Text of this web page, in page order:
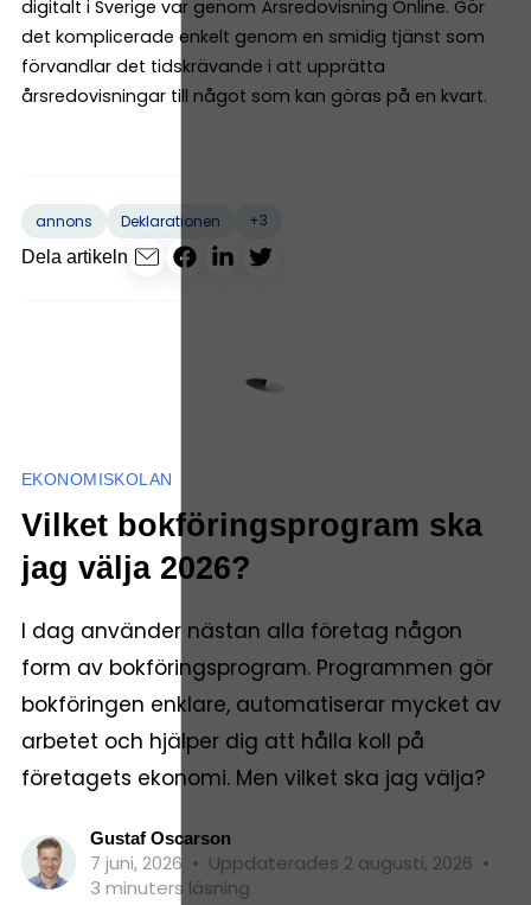
digitalt i Sverige var genom Årsredovisning Online. Gör
det komplicerade enkelt genom en smidig tjänst som
förvandlar det tidskrävande i att upprätta
årsredovisningar till något som kan göras på en kvart.
annons Deklarationen
+3
Dela artikeln
EKONOMISKOLAN
Vilket bokföringsprogram ska
jag välja 2026?
I dag använder nästan alla företag någon
form av bokföringsprogram. Programmen gör
bokföringen enklare, automatiserar mycket av
arbetet och hjälper dig att hålla koll på
företagets ekonomi. Men vilket ska jag välja?
Gustaf Oscarson
7 juni, 2026 • Uppdaterades 2 augusti, 2026 •
3 minuters läsning